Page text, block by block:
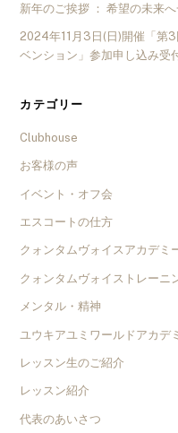
新年のご挨拶 ： 希望の未来
2024年11月3日(日)開催「第
ベンション」参加申し込み受
カテゴリー
Clubhouse
お客様の声
イベント・オフ会
エスコートの仕方
クォンタムヴォイスアカデミ
クォンタムヴォイストレーニ
メンタル・精神
ユウキアユミワールドアカデ
レッスン生のご紹介
レッスン紹介
代表のあいさつ